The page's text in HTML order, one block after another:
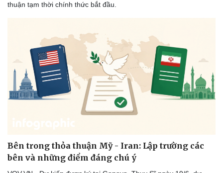
Thông tin doanh nghiệp
Vì cộng đồng
Chuyển đổi số
thuận tạm thời chính thức bắt đầu.
Bên trong thỏa thuận Mỹ - Iran: Lập trường các
bên và những điểm đáng chú ý